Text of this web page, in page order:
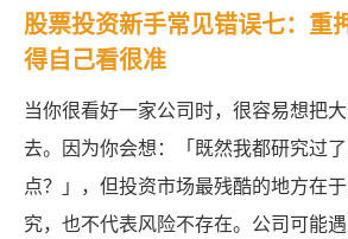
股票投资新手常见错误七：重
得自己看很准
当你很看好一家公司时，很容易想把
去。因为你会想：「既然我都研究过
点？」，但投资市场最残酷的地方在
究，也不代表风险不存在。公司可能